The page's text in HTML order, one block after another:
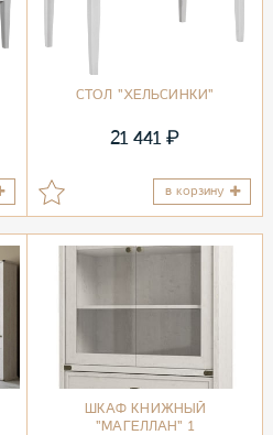
СТОЛ "ХЕЛЬСИНКИ"
21 441 ₽
в корзину
ШКАФ КНИЖНЫЙ
"МАГЕЛЛАН" 1